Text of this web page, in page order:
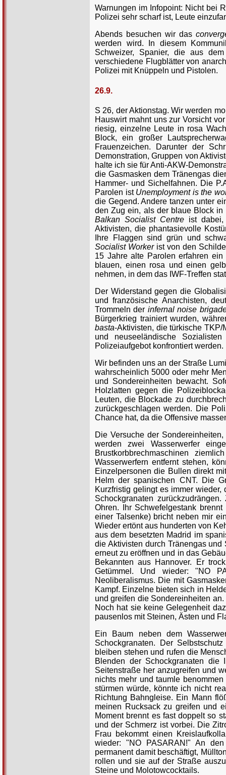
Warnungen im Infopoint: Nicht bei
Polizei sehr scharf ist, Leute
Abends besuchen wir das
werden wird. In diesem
Schweizer, Spanier, die aus
verschiedene Flugblätter von
Polizei mit Knüppeln und Pistolen.
26.9.
S 26, der Aktionstag. Wir werden
Hauswirt mahnt uns zur Vorsicht
riesig, einzelne Leute in rosa
Block, ein großer
Frauenzeichen. Darunter der
Demonstration, Gruppen von
halte ich sie für Anti-AKW-
die Gasmasken dem Tränengas
Hammer- und Sichelfahnen. Die
Parolen ist Unemployment is the
die Gegend. Andere tanzen unter
den Zug ein, als der blaue Block in
Balkan Socialist Centreist
Aktivisten, die phantasievolle
Ihre Flaggen sind grün und
Socialist Workerist von den
15 Jahre alte Parolen erfahren
blauen, einen rosa und einen
nehmen, in dem das IWF-Treffen
Der Widerstand gegen die
und französische Anarchisten,
Trommeln der infernal noise
Bürgerkrieg trainiert wurden,
basta-Aktivisten, die türkische
und neuseeländische
Polizeiaufgebot konfrontiert werden.
Wir befinden uns an der Straße
wahrscheinlich 5000 oder mehr
und Sondereinheiten bewacht.
Holzlatten gegen die
Leuten, die Blockade zu
zurückgeschlagen werden. Die
Chance hat, da die Offensive
Die Versuche der
werden zwei Wasserwerfer
Brustkorbbrechmaschinen
Wasserwerfern entfernt stehen,
Einzelpersonen die Bullen direkt
Helm der spanischen CNT. Die
Kurzfristig gelingt es immer
Schockgranaten
Ohren. Ihr Schwefelgestank
einer Talsenke) bricht neben mir
Wieder ertönt aus hunderten von
aus dem besetzten Madrid im
die Aktivisten durch Tränengas
erneut zu eröffnen und in das
Bekannten aus Hannover. Er
Getümmel. Und wieder: "NO
Neoliberalismus. Die mit
Kampf. Einzelne bieten sich in
und greifen die Sondereinheiten
Noch hat sie keine Gelegenheit
pausenlos mit Steinen, Ästen und
Ein Baum neben dem
Schockgranaten. Der
bleiben stehen und rufen die
Blenden der Schockgranaten die
Seitenstraße her anzugreifen und
nichts mehr und taumle
stürmen würde, könnte ich nicht
Richtung Bahngleise. Ein Mann
meinen Rucksack zu greifen und
Moment brennt es fast doppelt so
und der Schmerz ist vorbei. Die
Frau bekommt einen
wieder: "NO PASARAN!" An
permanent damit beschäftigt,
rollen und sie auf der Straße
Steine und Molotowcocktails.